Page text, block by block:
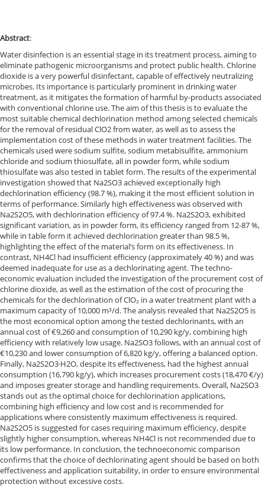
Abstract:
Water disinfection is an essential stage in its treatment process, aiming to
eliminate pathogenic microorganisms and protect public health. Chlorine
dioxide is a very powerful disinfectant, capable of effectively neutralizing
microbes. Its importance is particularly prominent in drinking water
treatment, as it mitigates the formation of harmful by-products associated
with conventional chlorine use. The aim of this thesis is to evaluate the
most suitable chemical dechlorination method among selected chemicals
for the removal of residual ClO2 from water, as well as to assess the
implementation cost of these methods in water treatment facilities. The
chemicals used were sodium sulfite, sodium metabisulfite, ammonium
chloride and sodium thiosulfate, all in powder form, while sodium
thiosulfate was also tested in tablet form. The results of the experimental
investigation showed that Na2SO3 achieved exceptionally high
dechlorination efficiency (98.7 %), making it the most efficient solution in
terms of performance. Similarly high effectiveness was observed with
Na2S2O5, with dechlorination efficiency of 97.4 %. Na2S2O3, exhibited
significant variation, as in powder form, its efficiency ranged from 12-87 %,
while in table form it achieved dechlorination greater than 98.5 %,
highlighting the effect of the material’s form on its effectiveness. In
contrast, NH4Cl had insufficient efficiency (approximately 40 %) and was
deemed inadequate for use as a dechlorinating agent. The techno-
economic evaluation included the investigation of the procurement cost of
chlorine dioxide, as well as the estimation of the cost of procuring the
chemicals for the dechlorination of ClO₂ in a water treatment plant with a
maximum capacity of 10,000 m³/d. The analysis revealed that Na2S2O5 is
the most economical option among the tested dechlorinants, with an
annual cost of €9,260 and consumption of 10,290 kg/y, combining high
efficiency with relatively low usage. Na2SO3 follows, with an annual cost of
€10,230 and lower consumption of 6,820 kg/y, offering a balanced option.
Finally, Na2S2O3·H2O, despite its effectiveness, had the highest annual
consumption (16,790 kg/y), which increases procurement costs (18,470 €/y)
and imposes greater storage and handling requirements. Overall, Na2SO3
stands out as the optimal choice for dechlorination applications,
combining high efficiency and low cost and is recommended for
applications where consistently maximum effectiveness is required.
Na2S2O5 is suggested for cases requiring maximum efficiency, despite
slightly higher consumption, whereas NH4Cl is not recommended due to
its low performance. In conclusion, the technoeconomic comparison
confirms that the choice of dechlorinating agent should be based on both
effectiveness and application suitability, in order to ensure environmental
protection without excessive costs.